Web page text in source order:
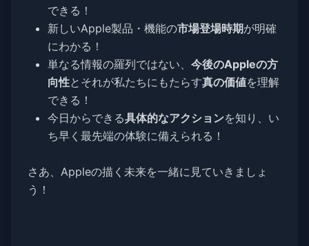
できる！
新しいApple製品・機能の市場登場時期が明確
にわかる！
単なる情報の羅列ではない、 今後のAppleの方
向性とそれが私たちにもたらす真の価値を理解
できる！
今日からできる具体的なアクションを知り、い
ち早く最先端の体験に備えられる！
さあ、Appleの描く未来を一緒に見ていきましょ
う！